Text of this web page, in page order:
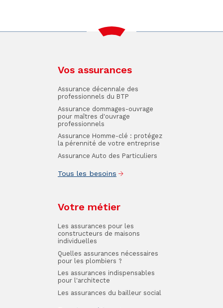
Vos assurances
Assurance décennale des
professionnels du BTP
Assurance dommages-ouvrage
pour maîtres d'ouvrage
professionnels
Assurance Homme-clé : protégez
la pérennité de votre entreprise
Assurance Auto des Particuliers
Tous les besoins
Votre métier
Les assurances pour les
constructeurs de maisons
individuelles
Quelles assurances nécessaires
pour les plombiers ?
Les assurances indispensables
pour l'architecte
Les assurances du bailleur social